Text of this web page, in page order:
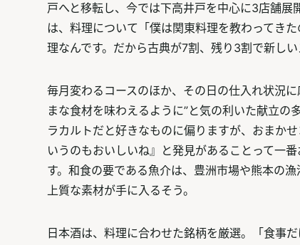
戸へと移転し、今では下高井戸を中心に3店舗
は、料理について「僕は関東料理を教わってき
理なんです。だから古典が7割、残り3割で新し
毎月変わるコースのほか、その日の仕入れ状況
まな食材を味わえるように”と気の利いた献立の
ラカルトだと好きなものに偏りますが、おまか
いうのもおいしいね』と発見があることって一
す。和食の要である魚介は、豊洲市場や熊本の
上質な素材が手に入るそう。
日本酒は、料理に合わせた銘柄を厳選。「食事